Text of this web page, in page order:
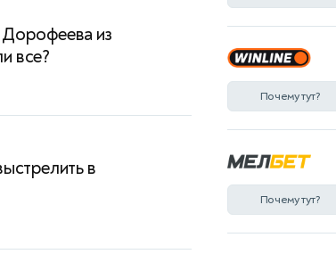
из
все?
в
Почему тут?
Почему тут?